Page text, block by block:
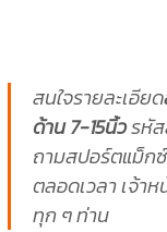
สนใจรายละเอียด
ด้าน 7-15นิ้วรหั
ถามสปอร์ตแม็ก
ตลอดเวลา เจ้า
ทุก ๆ ท่าน